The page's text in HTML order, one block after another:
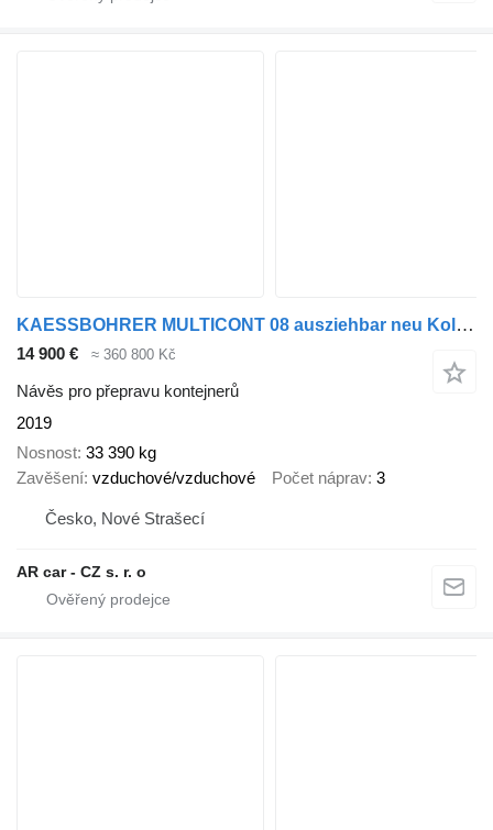
KAESSBOHRER MULTICONT 08 ausziehbar neu Kolbenstange
14 900 € ≈ 360 800 Kč
Návěs pro přepravu kontejnerů
2019
Nosnost 33 390 kg
Zavěšení vzduchové/vzduchové Počet náprav 3
Česko, Nové Strašecí
AR car - CZ s. r. o